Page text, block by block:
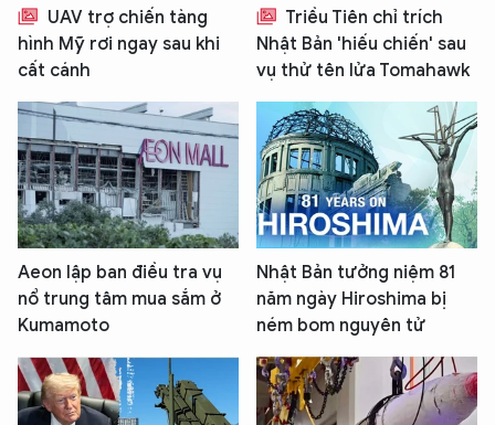
UAV trợ chiến tàng
hình Mỹ rơi ngay sau khi
cất cánh
Triều Tiên chỉ trích
Nhật Bản 'hiếu chiến' sau
vụ thử tên lửa Tomahawk
Aeon lập ban điều tra vụ
nổ trung tâm mua sắm ở
Kumamoto
Nhật Bản tưởng niệm 81
năm ngày Hiroshima bị
ném bom nguyên tử